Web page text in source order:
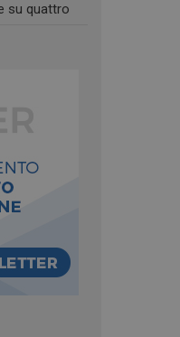
su quattro